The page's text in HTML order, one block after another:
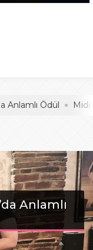
Ödül Midi
Anlamlı